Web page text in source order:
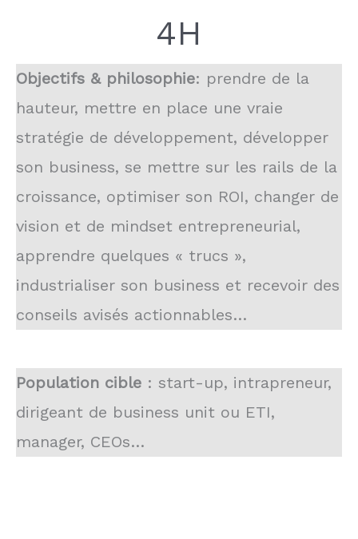
4H
Objectifs & philosophie: prendre de la
hauteur, mettre en place une vraie
stratégie de développement, développer
son business, se mettre sur les rails de la
croissance, optimiser son ROI, changer de
vision et de mindset entrepreneurial,
apprendre quelques « trucs »,
industrialiser son business et recevoir des
conseils avisés actionnables…
Population cible : start-up, intrapreneur,
dirigeant de business unit ou ETI,
manager, CEOs…